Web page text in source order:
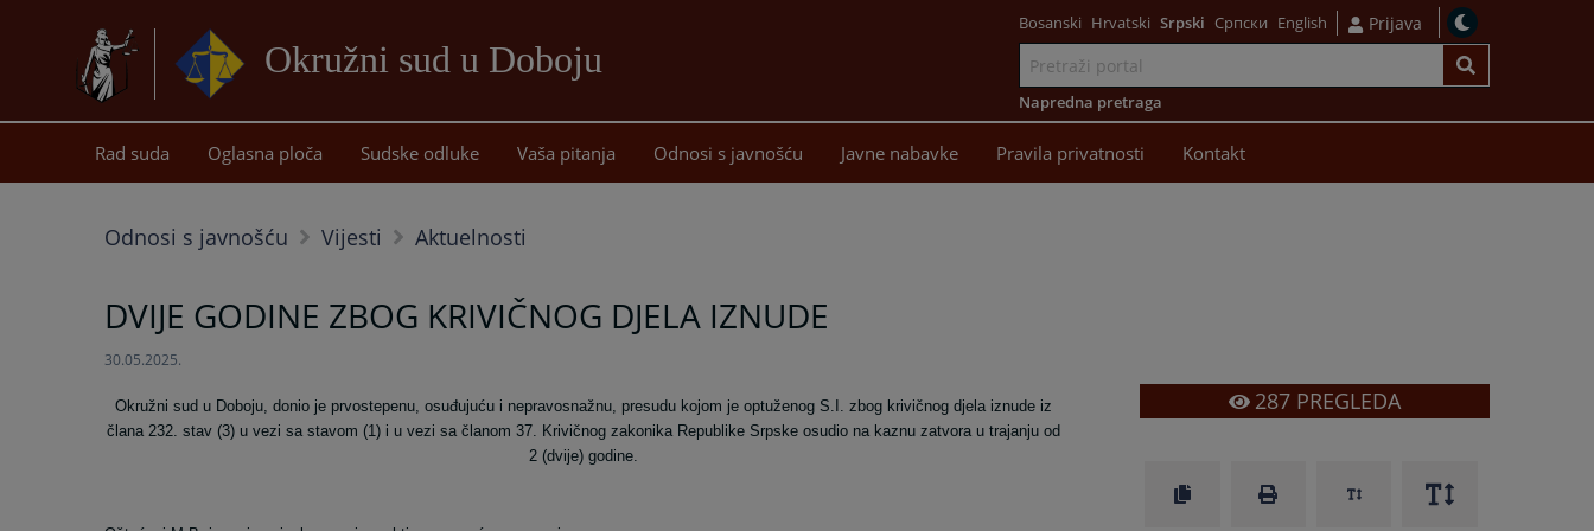
Okružni sud u Doboju
sadržaj
Bosanski Hrvatski Srpski Српски English Prijava
Napredna pretraga
Rad suda Oglasna ploča Sudske odluke Vaša pitanja Odnosi s javnošću Javne nabavke Pravila privatnosti Kontakt
Odnosi s javnošću Vijesti Aktuelnosti
DVIJE GODINE ZBOG KRIVIČNOG DJELA IZNUDE
30.05.2025.
Okružni sud u Doboju, donio je prvostepenu, osuđujuću i nepravosnažnu, presudu kojom je optuženog S.I. zbog krivičnog djela iznude iz
člana 232. stav (3) u vezi sa stavom (1) i u vezi sa članom 37. Krivičnog zakonika Republike Srpske osudio na kaznu zatvora u trajanju od
2 (dvije) godine.
287PREGLEDA